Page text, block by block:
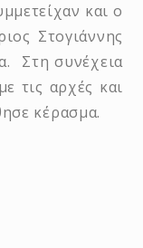
και ο
Στογιάννης
Στη συνέχεια
τις αρχές και
κέρασμα.